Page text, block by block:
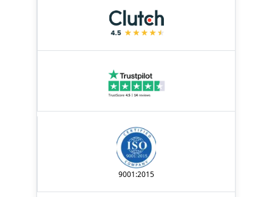
9001:2015